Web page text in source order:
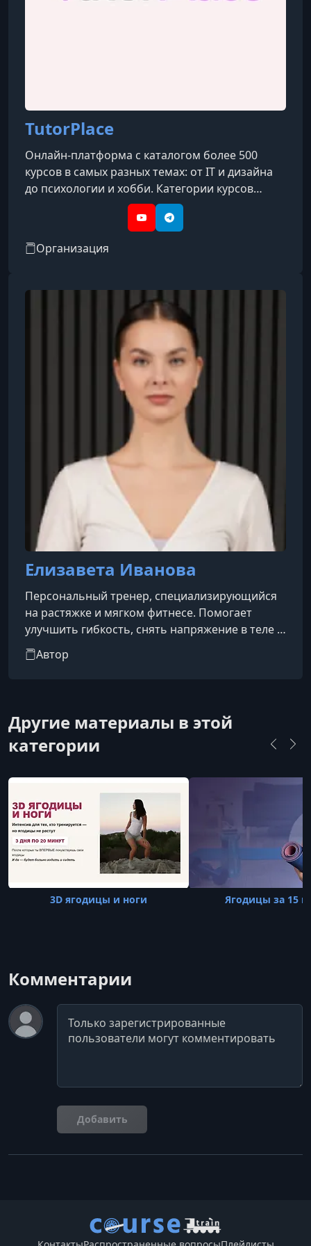
TutorPlace
Онлайн-платформа с каталогом более 500
курсов в самых разных темах: от IT и дизайна
до психологии и хобби. Категории курсов
охватывают такие направления, как IT, бизнес,
дизайн, психология, творчество, блогинг, уход
YouTubeTelegram
Организация
Елизавета Иванова
Персональный тренер, специализирующийся
на растяжке и мягком фитнесе. Помогает
улучшить гибкость, снять напряжение в теле и
укрепить мышцы без перегрузок. В своей
работе делает акцент на бережном подходе,
Автор
Другие материалы в этой
категории
3D ягодицы и ноги Ягодицы за 15
Комментарии
Комментарий
Добавить